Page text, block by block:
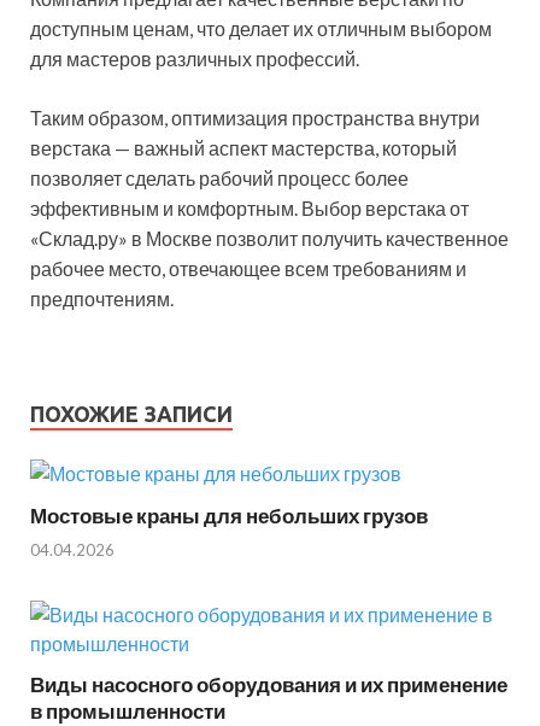
доступным ценам, что делает их отличным выбором
для мастеров различных профессий.
Таким образом, оптимизация пространства внутри
верстака — важный аспект мастерства, который
позволяет сделать рабочий процесс более
эффективным и комфортным. Выбор верстака от
«Склад.ру» в Москве позволит получить качественное
рабочее место, отвечающее всем требованиям и
предпочтениям.
ПОХОЖИЕ ЗАПИСИ
Мостовые краны для небольших грузов
04.04.2026
Виды насосного оборудования и их применение
в промышленности